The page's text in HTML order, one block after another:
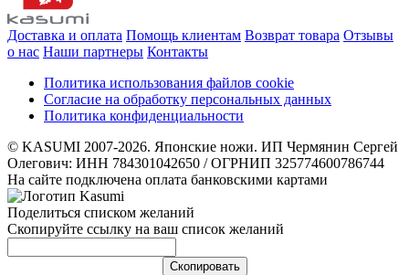
Доставка и оплата Помощь клиентам Возврат товара Отзывы
о нас Наши партнеры Контакты
Политика использования файлов cookie
Согласие на обработку персональных данных
Политика конфиденциальности
© KASUMI 2007-2026. Японские ножи. ИП Чермянин Сергей
Олегович: ИНН 784301042650 / ОГРНИП 325774600786744
На сайте подключена оплата банковскими картами
Поделиться списком желаний
Скопируйте ссылку на ваш список желаний
Cкопировать